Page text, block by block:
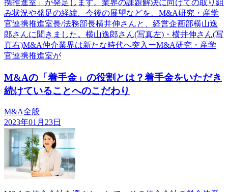
携推進室」が発足します。業界の課題解決に向けての取り組
み状況や発足の経緯、今後の展望などを、M&A研究・産学
官連携推進室長/法務部長横井伸さんと、経営企画部横山逸
郎さんに聞きました。横山逸郎さん(写真左)・横井伸さん(写
真右)M&A仲介業界は新たな時代へ突入ーM&A研究・産学
官連携推進室が
M&Aの「着手金」の役割とは？着手金をいただき
続けていることへのこだわり
M&A全般
2023年01月23日